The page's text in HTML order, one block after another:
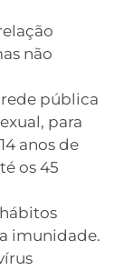
não
pública
para
anos de
os 45
imunidade.